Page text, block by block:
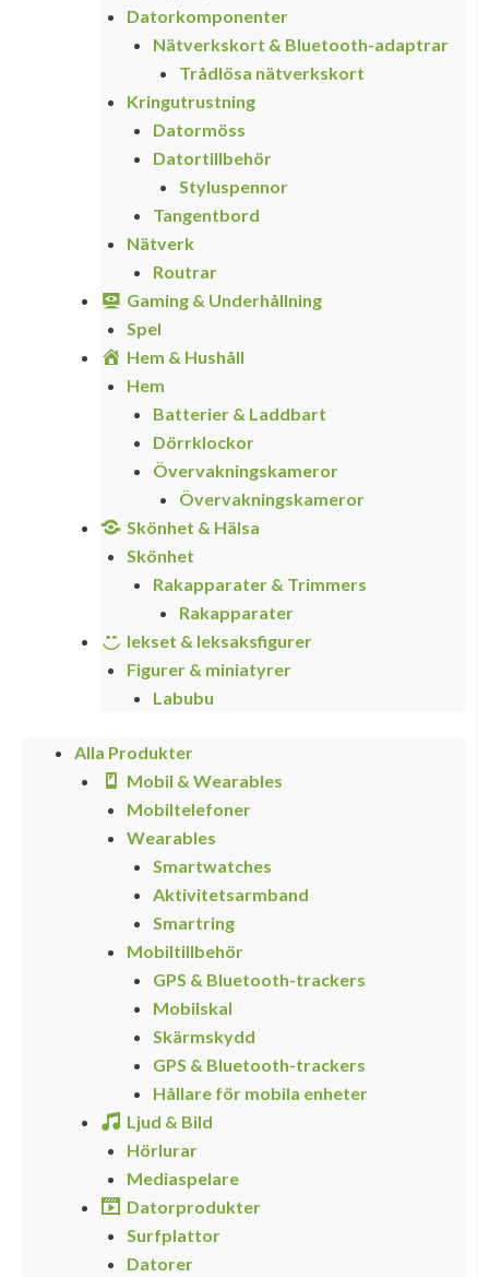
Datorkomponenter
Nätverkskort & Bluetooth-adaptrar
Trådlösa nätverkskort
Kringutrustning
Datormöss
Datortillbehör
Styluspennor
Tangentbord
Nätverk
Routrar
Gaming & Underhållning
Spel
Hem & Hushåll
Hem
Batterier & Laddbart
Dörrklockor
Övervakningskameror
Övervakningskameror
Skönhet & Hälsa
Skönhet
Rakapparater & Trimmers
Rakapparater
lekset & leksaksfigurer
Figurer & miniatyrer
Labubu
Alla Produkter
Mobil & Wearables
Mobiltelefoner
Wearables
Smartwatches
Aktivitetsarmband
Smartring
Mobiltillbehör
GPS & Bluetooth-trackers
Mobilskal
Skärmskydd
GPS & Bluetooth-trackers
Hållare för mobila enheter
Ljud & Bild
Hörlurar
Mediaspelare
Datorprodukter
Surfplattor
Datorer